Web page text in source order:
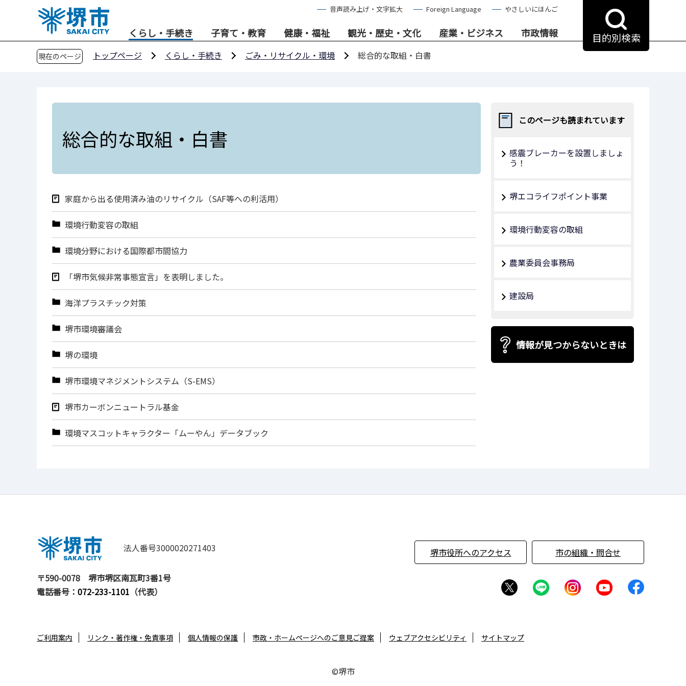
音声読み上げ・文字拡大 Foreign Language やさしいにほんご
くらし・手続き 子育て・教育 健康・福祉 観光・歴史・文化 産業・ビジネス 市政情報 目的別検索
現在のページ トップページ くらし・手続き ごみ・リサイクル・環境 総合的な取組・白書
総合的な取組・白書
家庭から出る使用済み油のリサイクル（SAF等への利活用）
環境行動変容の取組
環境分野における国際都市間協力
「堺市気候非常事態宣言」を表明しました。
海洋プラスチック対策
堺市環境審議会
堺の環境
堺市環境マネジメントシステム（S-EMS）
堺市カーボンニュートラル基金
環境マスコットキャラクター「ムーやん」データブック
このページも読まれています
感震ブレーカーを設置しましょ
う！
堺エコライフポイント事業
環境行動変容の取組
農業委員会事務局
建設局
情報が見つからないときは
法人番号3000020271403
〒590-0078
堺市堺区南瓦町3番1号
電話番号： 072-233-1101 （代表）
堺市役所へのアクセス 市の組織・問合せ
ご利用案内 リンク・著作権・免責事項 個人情報の保護 市政・ホームページへのご意見ご提案 ウェブアクセシビリティ サイトマップ
©堺市